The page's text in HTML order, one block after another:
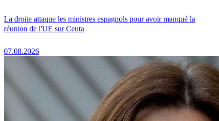
La droite attaque les ministres espagnols pour avoir manqué la
réunion de l'UE sur Ceuta
07.08.2026